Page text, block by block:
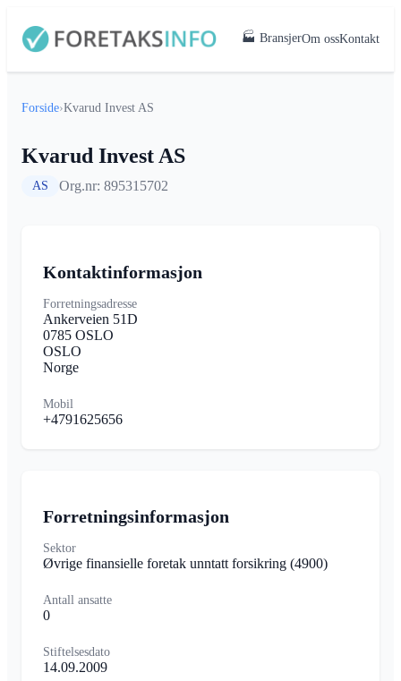
🏭 BransjerOm ossKontakt
Forside›Kvarud Invest AS
Kvarud Invest AS
AS Org.nr: 895315702
Kontaktinformasjon
Forretningsadresse
Ankerveien 51D
0785 OSLO
OSLO
Norge
Mobil
+4791625656
Forretningsinformasjon
Sektor
Øvrige finansielle foretak unntatt forsikring (4900)
Antall ansatte
0
Stiftelsesdato
14.09.2009